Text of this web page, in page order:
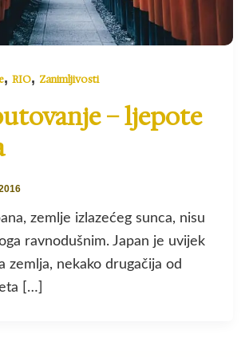
, RIO, Zanimljivosti
– ljepote
zemlje izlazećeg sunca, nisu
ravnodušnim. Japan je uvijek
zemlja, nekako drugačija od
[…]